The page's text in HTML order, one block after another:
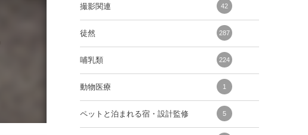
撮影関連 42
徒然 287
哺乳類 224
動物医療 1
ペットと泊まれる宿・設計監修 5